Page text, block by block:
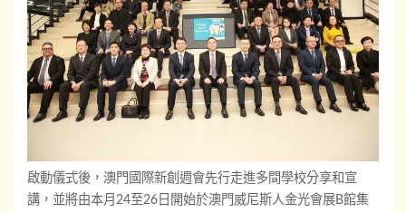
啟動儀式後，澳門國際新創週會先行走進多間學校分享和宣
講，並將由本月24至26日開始於澳門威尼斯人金光會展B館集